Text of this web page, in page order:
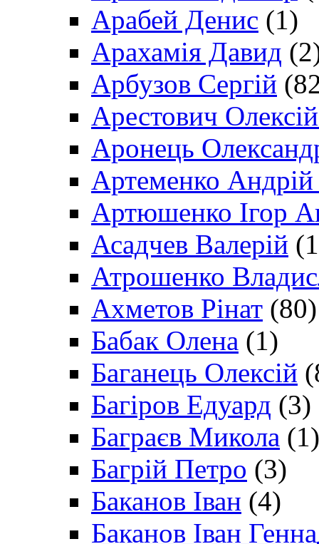
Арабей Денис (1)
Арахамія Давид
Арбузов Сергій
Арестович
Аронець
Артеменко Андрій
Артюшенко Ігор
Асадчев Валерій
Атрошенко
Ахметов Рінат (80)
Бабак Олена (1)
Баганець Олексій
Багіров Едуард (3)
Баграєв Микола (1)
Багрій Петро (3)
Баканов Іван (4)
Баканов Іван